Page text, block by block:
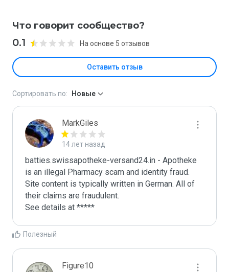
Что говорит сообщество?
0.1 На основе 5 отзывов
Оставить отзыв
Сортировать по: Новые
MarkGiles
14 лет назад
batties.swissapotheke-versand24.in - Apotheke
is an illegal Pharmacy scam and identity fraud.
Site content is typically written in German. All of
their claims are fraudulent.
See details at *****
Полезный
Figure10